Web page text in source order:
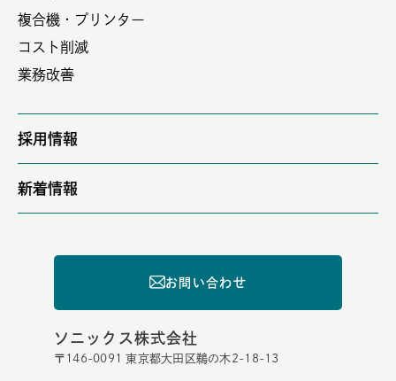
複合機・プリンター
コスト削減
業務改善
採用情報
新着情報
お問い合わせ
ソニックス株式会社
〒146-0091 東京都大田区鵜の木2-18-13